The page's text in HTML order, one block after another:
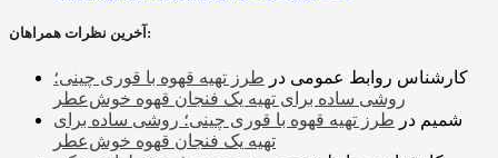
آخرین نظرات همراهان:
کارشناس روابط عمومی در طرز تهیه قهوه با قوری چینی؛
روشی ساده برای تهیه یک فنجان قهوه خوش‌عطر
شمیم در طرز تهیه قهوه با قوری چینی؛ روشی ساده برای
تهیه یک فنجان قهوه خوش‌عطر